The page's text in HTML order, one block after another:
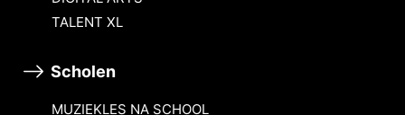
TALENT XL
Scholen
MUZIEKLES NA SCHOOL